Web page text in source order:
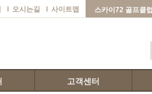
오시는길 사이트맵 스카이72 골프클럽
고객센터